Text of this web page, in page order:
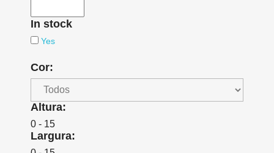
In stock
Yes
Cor:
Altura:
0 - 15
Largura: